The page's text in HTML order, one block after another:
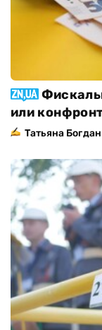
или
Татьяна Богдан